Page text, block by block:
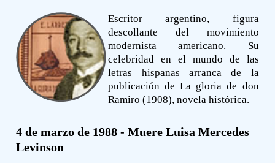
Escritor argentino, figura
descollante del movimiento
modernista americano. Su
celebridad en el mundo de las
letras hispanas arranca de la
publicación de La gloria de don
Ramiro (1908), novela histórica.
4 de marzo de 1988 - Muere Luisa Mercedes
Levinson